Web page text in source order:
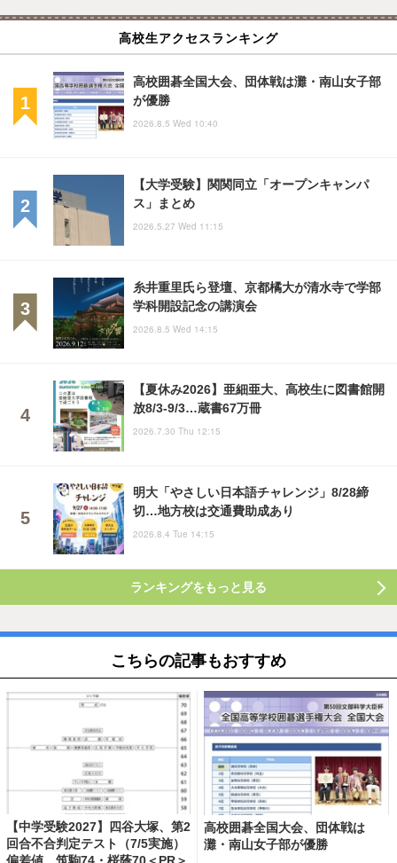
高校生アクセスランキング
高校囲碁全国大会、団体戦は灘・南山女子部
が優勝
2026.8.5 Wed 10:40
【大学受験】関関同立「オープンキャンパ
ス」まとめ
2026.5.27 Wed 11:15
糸井重里氏ら登壇、京都橘大が清水寺で学部
学科開設記念の講演会
2026.8.5 Wed 14:15
【夏休み2026】亜細亜大、高校生に図書館開
放8/3-9/3…蔵書67万冊
2026.7.30 Thu 12:15
明大「やさしい日本語チャレンジ」8/28締
切…地方校は交通費助成あり
2026.8.4 Tue 14:15
ランキングをもっと見る
こちらの記事もおすすめ
【中学受験2027】四谷大塚、第2
回合不合判定テスト（7/5実施）
高校囲碁全国大会、団体戦は
灘・南山女子部が優勝